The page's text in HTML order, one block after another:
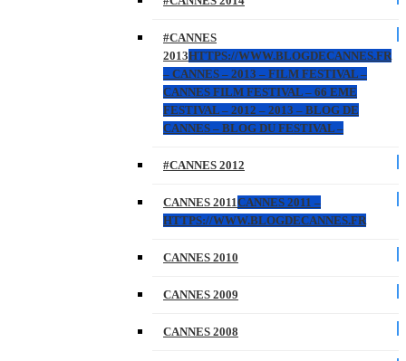
#CANNES
2013HTTPS://WWW.BLOGDECANNES.FR
– CANNES – 2013 – FILM FESTIVAL –
CANNES FILM FESTIVAL – 66 EME
FESTIVAL – 2012 – 2013 – BLOG DE
CANNES – BLOG DU FESTIVAL –
#CANNES 2012
CANNES 2011CANNES 2011 –
HTTPS://WWW.BLOGDECANNES.FR
CANNES 2010
CANNES 2009
CANNES 2008